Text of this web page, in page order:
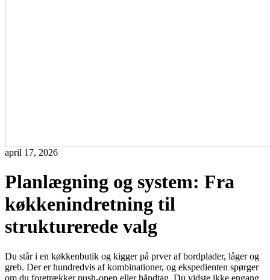
april 17, 2026
Planlægning og system: Fra
køkkenindretning til
strukturerede valg
Du står i en køkkenbutik og kigger på prver af bordplader, låger og
greb. Der er hundredvis af kombinationer, og ekspedienten spørger
om du foretrækker push-open eller håndtag. Du vidste ikke engang